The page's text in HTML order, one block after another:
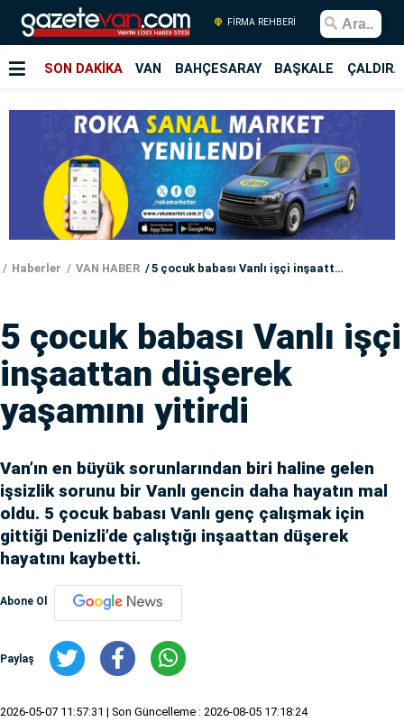
FİRMA REHBERİ
SON DAKİKA VAN BAHÇESARAY BAŞKALE
Haberler VAN HABER 5 çocuk babası Vanlı işçi inşaattan düşerek yaşamını yitirdi
5 çocuk babası Vanlı işçi
inşaattan düşerek
yaşamını yitirdi
Van’ın en büyük sorunlarından biri haline gelen
işsizlik sorunu bir Vanlı gencin daha hayatın mal
oldu. 5 çocuk babası Vanlı genç çalışmak için
gittiği Denizli’de çalıştığı inşaattan düşerek
hayatını kaybetti.
Abone Ol
Paylaş
2026-05-07 11:57:31 | Son Güncelleme : 2026-08-05 17:18:24